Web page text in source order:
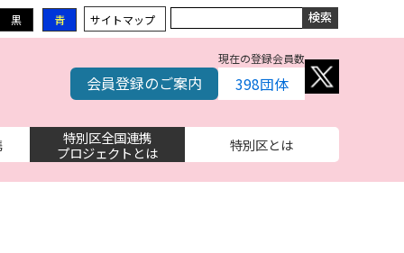
黒 青 サイトマップ
会員登録のご案内
現在の登録会員数
398団体
特別区全国連携
プロジェクトとは
特別区とは